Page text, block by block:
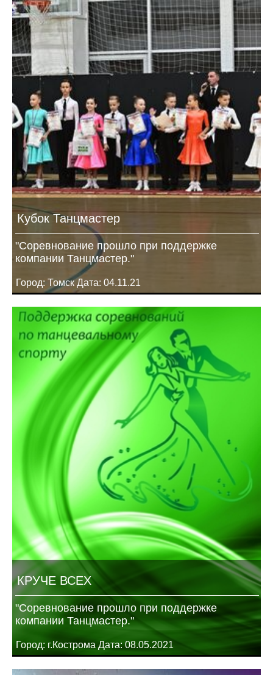
Кубок Танцмастер
"Соревнование прошло при поддержке
компании Танцмастер."
Город: Томск Дата: 04.11.21
КРУЧЕ ВСЕХ
"Соревнование прошло при поддержке
компании Танцмастер."
Город: г.Кострома Дата: 08.05.2021